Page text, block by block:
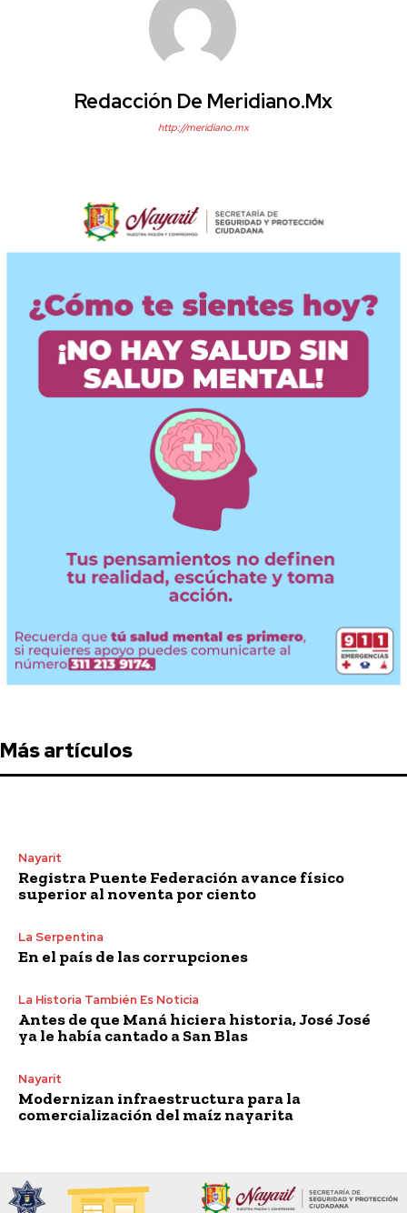
Redacción De Meridiano.mx
http://meridiano.mx
Más artículos
Nayarit
Registra Puente Federación avance físico
superior al noventa por ciento
La Serpentina
En el país de las corrupciones
La Historia También Es Noticia
Antes de que Maná hiciera historia, José José
ya le había cantado a San Blas
Nayarit
Modernizan infraestructura para la
comercialización del maíz nayarita